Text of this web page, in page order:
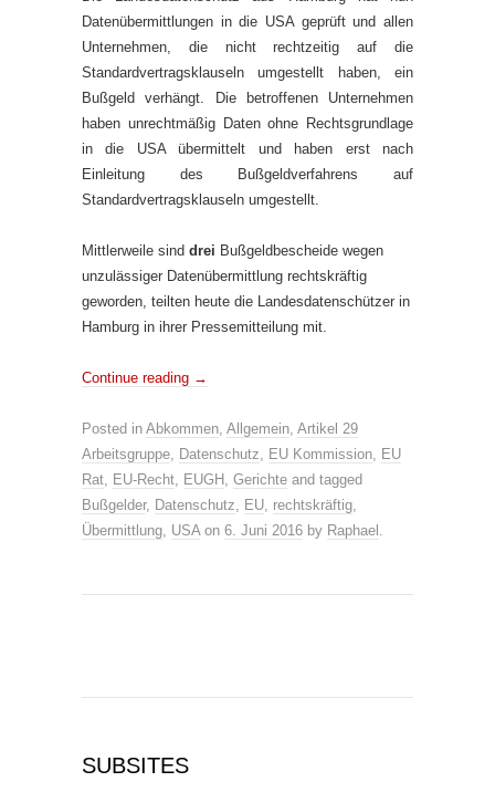
Datenübermittlungen in die USA geprüft und allen
Unternehmen, die nicht rechtzeitig auf die
Standardvertragsklauseln umgestellt haben, ein
Bußgeld verhängt. Die betroffenen Unternehmen
haben unrechtmäßig Daten ohne Rechtsgrundlage
in die USA übermittelt und haben erst nach
Einleitung des Bußgeldverfahrens auf
Standardvertragsklauseln umgestellt.
Mittlerweile sind drei Bußgeldbescheide wegen
unzulässiger Datenübermittlung rechtskräftig
geworden, teilten heute die Landesdatenschützer in
Hamburg in ihrer Pressemitteilung mit.
Continue reading →
Posted in Abkommen, Allgemein, Artikel 29
Arbeitsgruppe, Datenschutz, EU Kommission, EU
Rat, EU-Recht, EUGH , Gerichte and tagged
Bußgelder, Datenschutz, EU, rechtskräftig,
Übermittlung, USAon 6. Juni 2016 by Raphael .
SUBSITES